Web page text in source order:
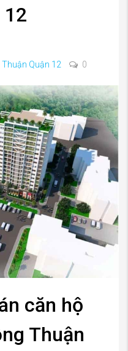
12
Quận 12
0
căn hộ
Thuận